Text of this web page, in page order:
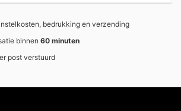
bedrukking en verzending
binnen 60 minuten
post verstuurd